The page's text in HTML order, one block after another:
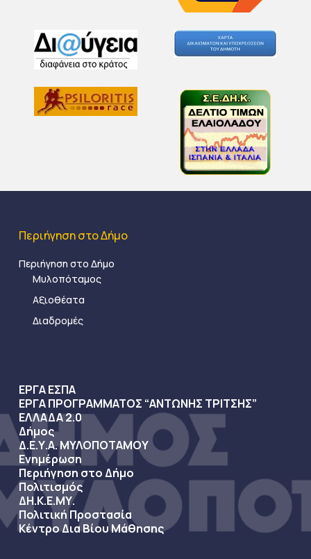
Περιήγηση στο Δήμο
Περιήγηση στο Δήμο
Μυλοπόταμος
Αξιοθέατα
Διαδρομές
ΕΡΓΑ ΕΣΠΑ
ΕΡΓΑ ΠΡΟΓΡΑΜΜΑΤΟΣ “ΑΝΤΩΝΗΣ ΤΡΙΤΣΗΣ”
ΕΛΛΑΔΑ 2.0
Δήμος
Δ.Ε.Υ.Α. ΜΥΛΟΠΟΤΑΜΟΥ
Ενημέρωση
Περιήγηση στο Δήμο
Πολιτισμός
ΔΗ.Κ.Ε.ΜΥ.
Πολιτική Προστασία
Κέντρο Δια Βίου Μάθησης